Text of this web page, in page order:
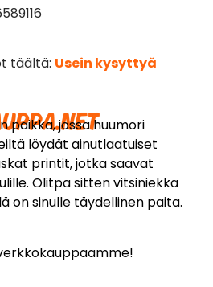
paikka, jossa huumori
löydät ainutlaatuiset
printit, jotka saavat
Olitpa sitten vitsiniekka
on sinulle täydellinen paita.
täältä: Usein kysyttyä